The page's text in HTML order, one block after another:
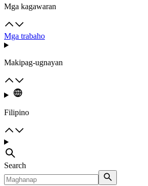
Mga kagawaran
Mga trabaho
Makipag-ugnayan
Filipino
Search